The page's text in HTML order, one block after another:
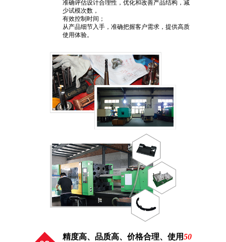
准确评估设计合理性，优化和改善产品结构，减
少试模次数，
有效控制时间；
从产品细节入手，准确把握客户需求，提供高质
使用体验。
精度高、品质高、价格合理、使用50